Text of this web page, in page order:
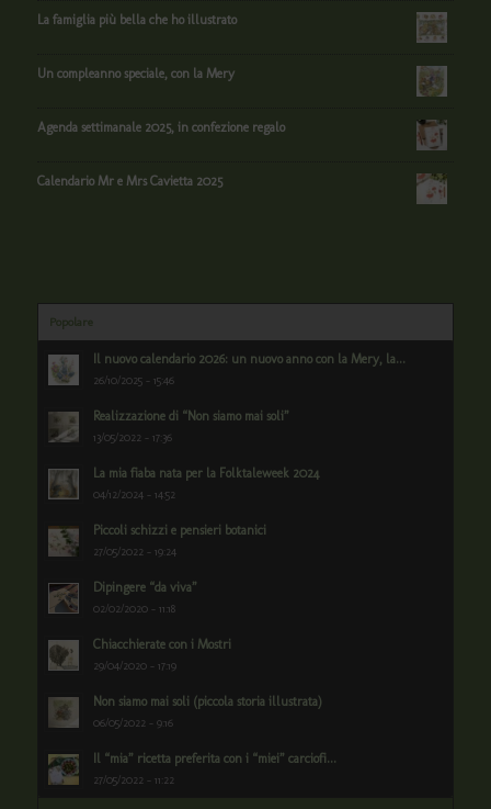
La famiglia più bella che ho illustrato
Un compleanno speciale, con la Mery
Agenda settimanale 2025, in confezione regalo
Calendario Mr e Mrs Cavietta 2025
Popolare
Il nuovo calendario 2026: un nuovo anno con la Mery, la...
26/10/2025 - 15:46
Realizzazione di “Non siamo mai soli”
13/05/2022 - 17:36
La mia fiaba nata per la Folktaleweek 2024
04/12/2024 - 14:52
Piccoli schizzi e pensieri botanici
27/05/2022 - 19:24
Dipingere “da viva”
02/02/2020 - 11:18
Chiacchierate con i Mostri
29/04/2020 - 17:19
Non siamo mai soli (piccola storia illustrata)
06/05/2022 - 9:16
Il “mia” ricetta preferita con i “miei” carciofi...
27/05/2022 - 11:22